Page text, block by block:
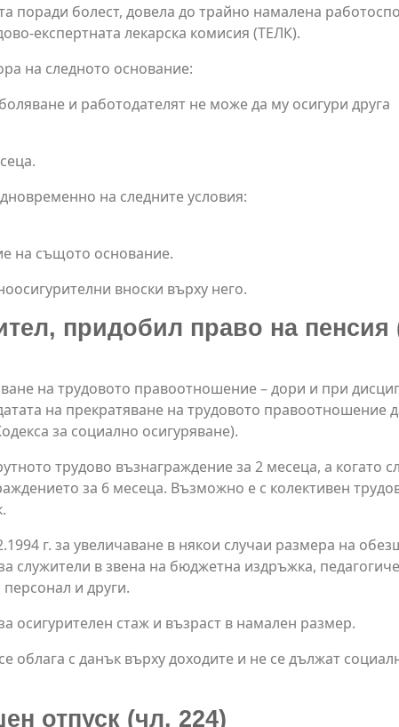
болест, довела до трайно намалена
експертната лекарска комисия (ТЕЛК).
на следното основание:
и работодателят не може да му осигури друга
на следните условия:
на същото основание.
вноски върху него.
придобил право на пенсия
на трудовото правоотношение – дори и при
на прекратяване на трудовото правоотношение
за социално осигуряване).
трудово възнаграждение за 2 месеца, а когато
за 6 месеца. Възможно е с колективен
г. за увеличаване в някои случаи размера на
служители в звена на бюджетна издръжка,
и други.
осигурителен стаж и възраст в намален размер.
облага с данък върху доходите и не се дължат
отпуск (чл. 224)